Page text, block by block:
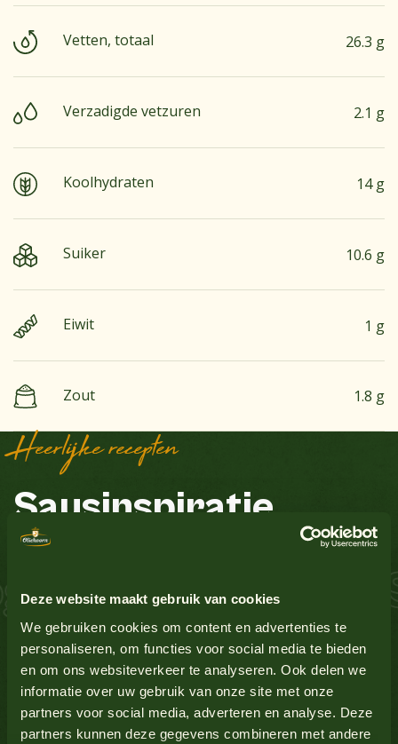
Deze website maakt gebruik van cookies
We gebruiken cookies om content en advertenties te
personaliseren, om functies voor social media te bieden
en om ons websiteverkeer te analyseren. Ook delen we
informatie over uw gebruik van onze site met onze
partners voor social media, adverteren en analyse. Deze
partners kunnen deze gegevens combineren met andere
Vetten, totaal 26.3 g
Verzadigde vetzuren 2.1 g
Koolhydraten 14 g
Suiker 10.6 g
Eiwit 1 g
Zout 1.8 g
Heerlijke recepten
Sausinspiratie
Zalm Schnitzel
Aardnoten
Glutenbevattende granen
Lupine Nee
Melk Nee
Bekijk alle producten
Bekijk alle producten